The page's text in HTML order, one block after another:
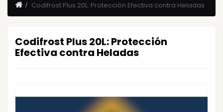
Codifrost Plus 20L: Protección Efectiva contra Heladas
Codifrost Plus 20L: Protección
Efectiva contra Heladas